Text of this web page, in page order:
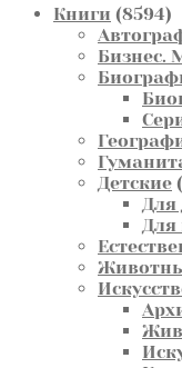
Книги 8594
Бизнес.
Детские